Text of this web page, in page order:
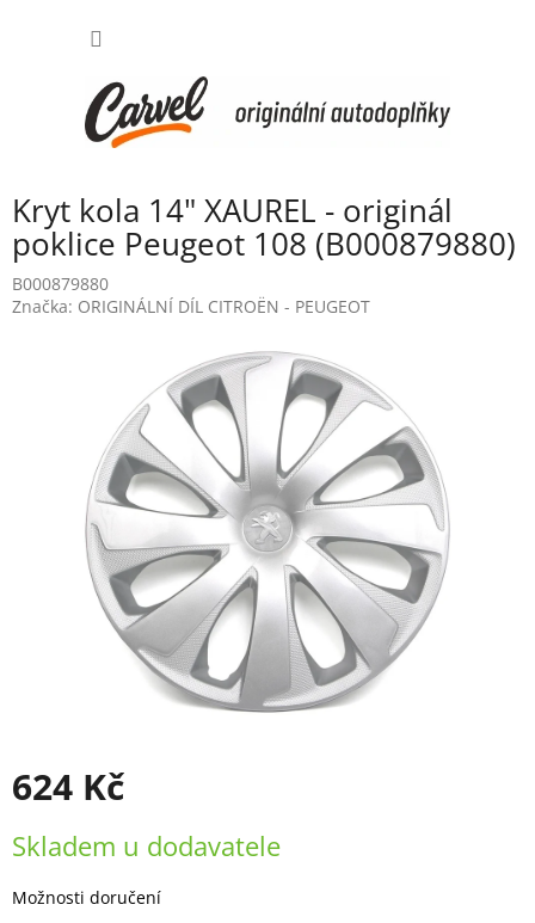
Kryt kola 14" XAUREL - originál
poklice Peugeot 108 (B000879880)
B000879880
Značka: ORIGINÁLNÍ DÍL CITROËN - PEUGEOT
624 Kč
cena:
Skladem u dodavatele
Možnosti doručení